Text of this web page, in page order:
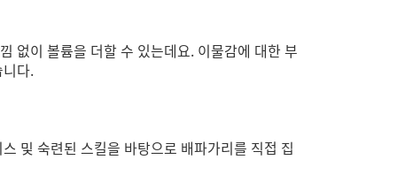
없이 볼륨을 더할 수 있는데요. 이물감에 대한 부
다.
및 숙련된 스킬을 바탕으로 배파가리를 직접 집